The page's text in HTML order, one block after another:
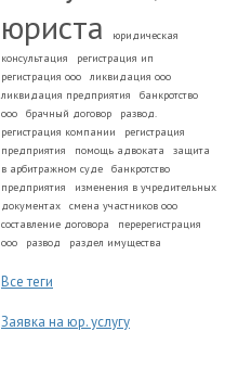
юриста
юридическая
консультация
регистрация ип
регистрация ооо
ликвидация ооо
ликвидация предприятия
банкротство
ооо
брачный договор
развод.
регистрация компании
регистрация
предприятия
помощь адвоката
защита
в арбитражном суде
банкротство
предприятия
изменения в учредительных
документах
смена участников ооо
составление договора
перерегистрация
ооо
развод раздел имущества
Все теги
Заявка на юр. услугу